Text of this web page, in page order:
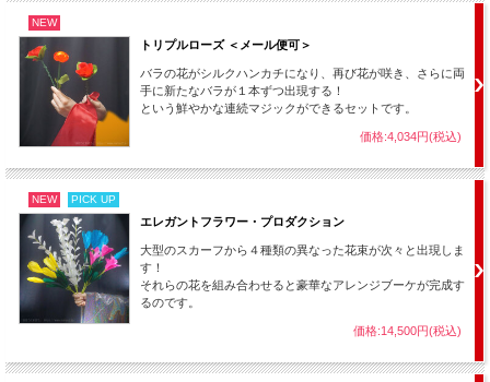
┃セット内容：
・フラワー（羽根製）
・リボン
・ステッキ（プラ製アピアリングケーン）
・その他必要なギミック
・メーカーオンライン解説動画（日本語）
属にできます。
NEW
トリプルローズ ＜メール便可＞
バラの花がシルクハンカチになり、再び花が咲き、さらに両
手に新たなバラが１本ずつ出現する！
という鮮やかな連続マジックができるセットです。
価格:4,034円(税込)
NEW PICK UP
エレガントフラワー・プロダクション
大型のスカーフから４種類の異なった花束が次々と出現しま
す！
それらの花を組み合わせると豪華なアレンジブーケが完成す
るのです。
価格:14,500円(税込)